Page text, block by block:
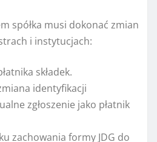
spółka musi dokonać zmian
i instytucjach:
składek.
identyfikacji
zgłoszenie jako płatnik
zachowania formy JDG do